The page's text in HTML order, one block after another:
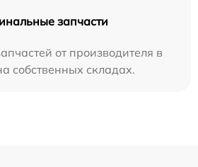
запчасти
от производителя в
собственных складах.